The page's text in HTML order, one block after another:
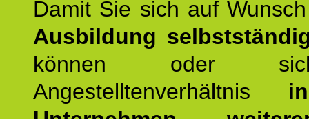
Damit Sie sich auf
Ausbildung
können oder
Angestelltenverhältnis